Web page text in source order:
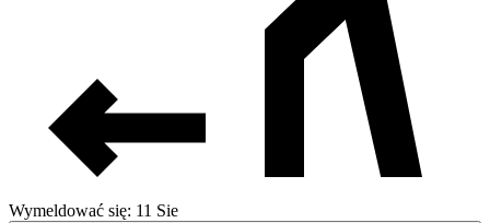
Wymeldować się: 11 Sie